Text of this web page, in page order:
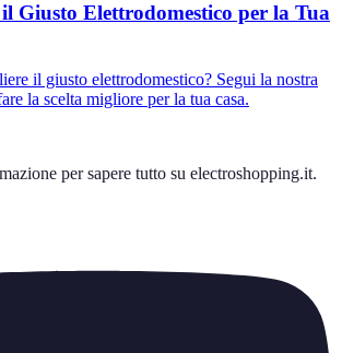
il Giusto Elettrodomestico per la Tua
il giusto elettrodomestico? Segui la nostra
la scelta migliore per la tua casa.
per sapere tutto su electroshopping.it.